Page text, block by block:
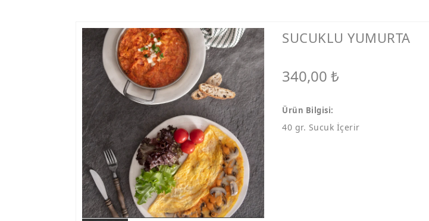
SUCUKLU YUMURTA
340,00 ₺
Ürün Bilgisi:
40 gr. Sucuk İçerir